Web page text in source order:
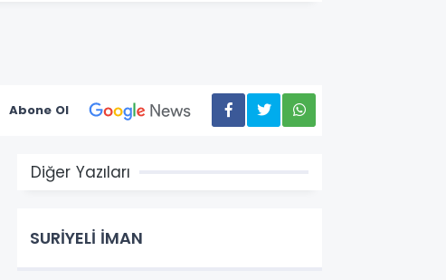
Abone Ol
Diğer Yazıları
SURİYELİ İMAN